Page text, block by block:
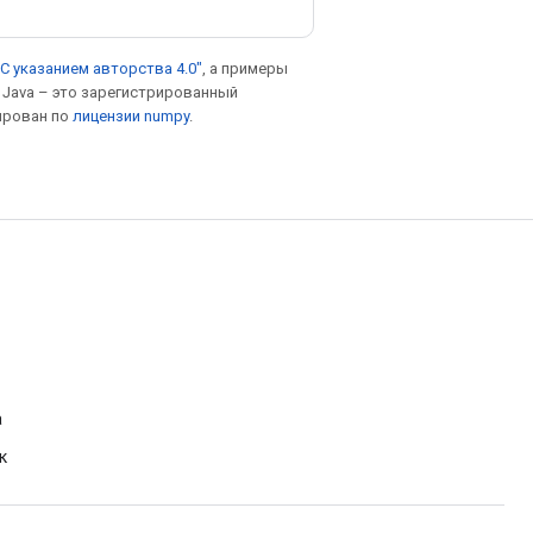
указанием авторства 4.0" , а примеры
Java – это зарегистрированный
по лицензии numpy.